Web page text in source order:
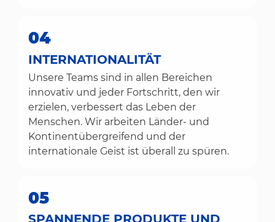
04
INTERNATIONALITÄT
Unsere Teams sind in allen Bereichen
innovativ und jeder Fortschritt, den wir
erzielen, verbessert das Leben der
Menschen. Wir arbeiten Länder- und
Kontinentübergreifend und der
internationale Geist ist überall zu spüren.
05
SPANNENDE PRODUKTE UND